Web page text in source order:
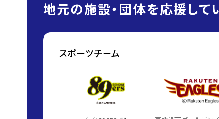
地元の施設・団体を応援して
スポーツチーム